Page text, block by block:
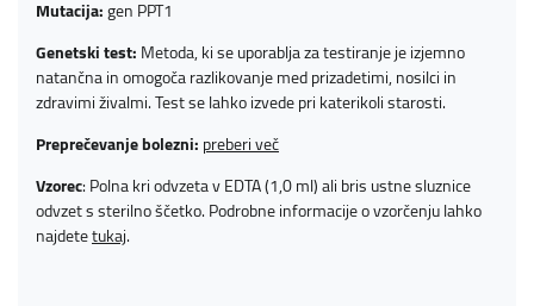
Mutacija:gen PPT1
Genetski test:Metoda, ki se uporablja za testiranje je izjemno
natančna in omogoča razlikovanje med prizadetimi, nosilci in
zdravimi živalmi. Test se lahko izvede pri katerikoli starosti.
Preprečevanje bolezni:preberi več
Vzorec: Polna kri odvzeta v EDTA (1,0 ml) ali bris ustne sluznice
odvzet s sterilno ščetko. Podrobne informacije o vzorčenju lahko
najdetetukaj.